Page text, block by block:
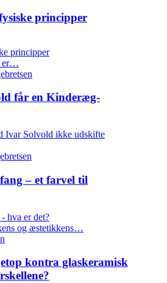
principper
principper
er…
får en Kinderæg-
Ivar Solvold ikke udskifte
– et farvel til
hva er det?
og æstetikkens…
kontra glaskeramisk